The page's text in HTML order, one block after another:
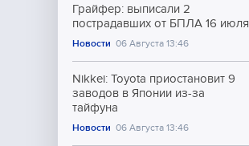
Грайфер: выписали 2
пострадавших от БПЛА 16 июля
Новости 06 Августа 13:46
Nikkei: Toyota приостановит 9
заводов в Японии из-за
тайфуна
Новости 06 Августа 13:46